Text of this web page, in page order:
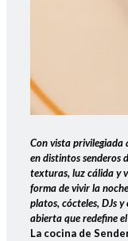
Con vista privilegiada
en distintos senderos
texturas, luz cálida y
forma de vivir la
platos, cócteles, DJs
abierta que redefine
La cocina de